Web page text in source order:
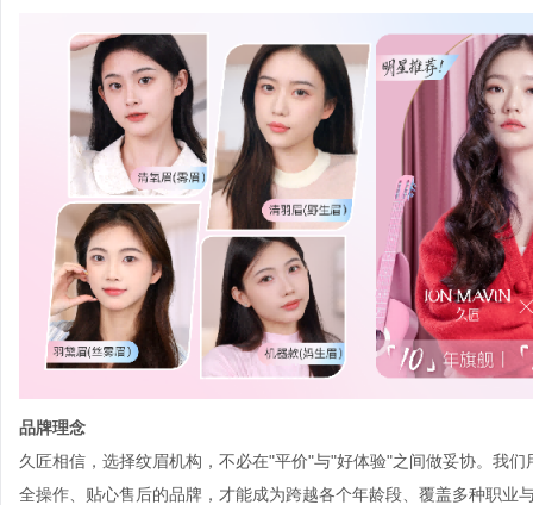
品牌理念
久匠相信，选择纹眉机构，不必在"平价"与"好体验"之间做妥协。我
全操作、贴心售后的品牌，才能成为跨越各个年龄段、覆盖多种职业